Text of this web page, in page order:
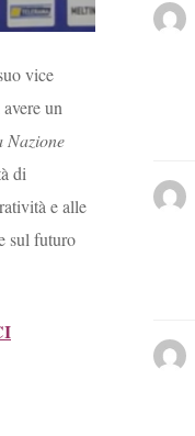
vice
un
Nazione
di
e alle
sul futuro